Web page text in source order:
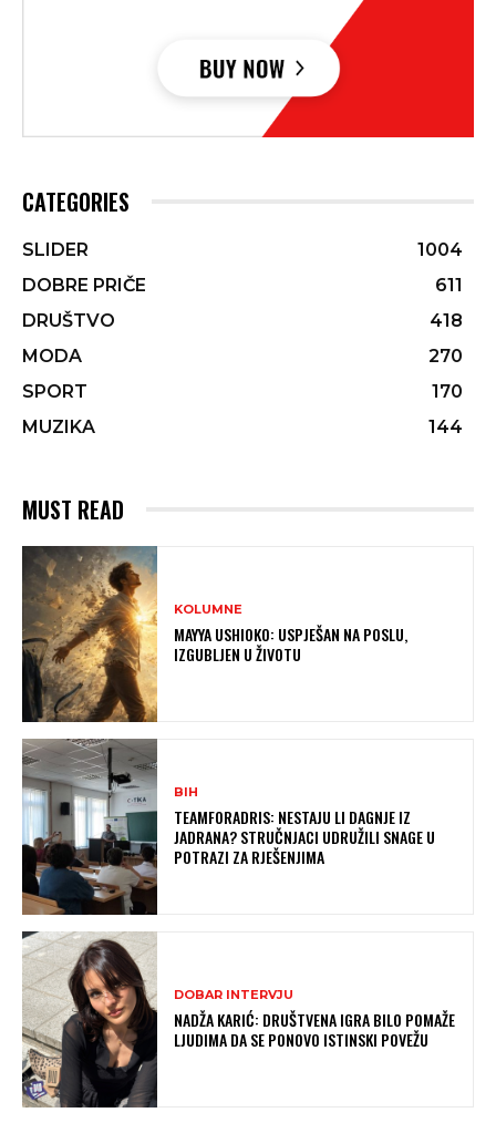
CATEGORIES
SLIDER
1004
DOBRE PRIČE
611
DRUŠTVO
418
MODA
270
SPORT
170
MUZIKA
144
MUST READ
KOLUMNE
MAYYA USHIOKO: USPJEŠAN NA POSLU,
IZGUBLJEN U ŽIVOTU
BIH
TEAMFORADRIS: NESTAJU LI DAGNJE IZ
JADRANA? STRUČNJACI UDRUŽILI SNAGE U
POTRAZI ZA RJEŠENJIMA
DOBAR INTERVJU
NADŽA KARIĆ: DRUŠTVENA IGRA BILO POMAŽE
LJUDIMA DA SE PONOVO ISTINSKI POVEŽU